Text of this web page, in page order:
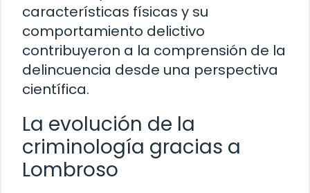
características físicas y su
comportamiento delictivo
contribuyeron a la comprensión de la
delincuencia desde una perspectiva
científica.
La evolución de la
criminología gracias a
Lombroso